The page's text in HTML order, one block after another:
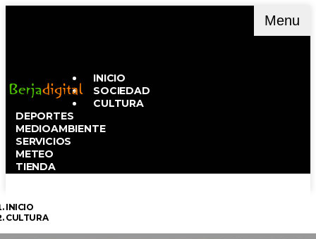
Menu
INICIO
SOCIEDAD
CULTURA
DEPORTES
MEDIOAMBIENTE
SERVICIOS
METEO
TIENDA
INICIO
CULTURA